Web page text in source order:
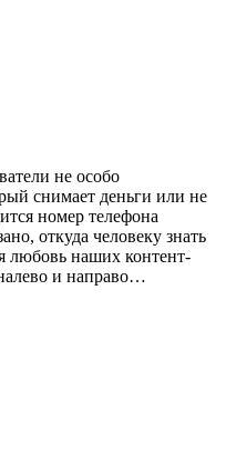
не особо
снимает деньги или не
номер телефона
откуда человеку знать
любовь наших контент-
и направо…